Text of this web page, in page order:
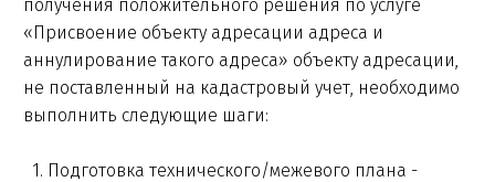
получения положительного решения по услуге
«Присвоение объекту адресации адреса и
аннулирование такого адреса» объекту адресации,
не поставленный на кадастровый учет, необходимо
выполнить следующие шаги:
1. Подготовка технического/межевого плана -